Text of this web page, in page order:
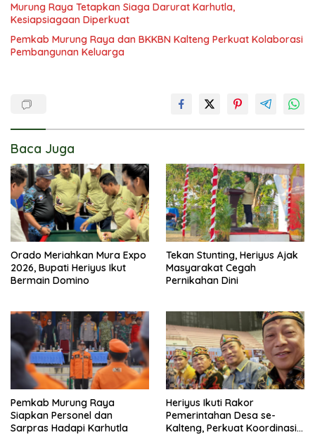
Murung Raya Tetapkan Siaga Darurat Karhutla,
Kesiapsiagaan Diperkuat
Pemkab Murung Raya dan BKKBN Kalteng Perkuat Kolaborasi
Pembangunan Keluarga
Baca Juga
Orado Meriahkan Mura Expo
2026, Bupati Heriyus Ikut
Bermain Domino
Tekan Stunting, Heriyus Ajak
Masyarakat Cegah
Pernikahan Dini
Pemkab Murung Raya
Siapkan Personel dan
Sarpras Hadapi Karhutla
Heriyus Ikuti Rakor
Pemerintahan Desa se-
Kalteng, Perkuat Koordinasi